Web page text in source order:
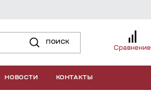
ПОИСК
Сравнение
НОВОСТИ КОНТАКТЫ